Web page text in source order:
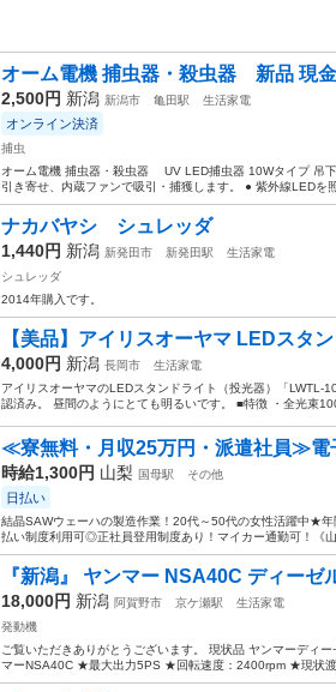
オーム電機 捕虫器・殺虫器 新品 現
2,500円 新潟 新潟市 亀田駅 生活家電
オンライン決済
捕虫
オーム電機 捕虫器・殺虫器 UV LED捕虫器 10Wタイプ 吊
引き寄せ、内蔵ファンで吸引・捕獲します。 ● 紫外線LEDを
ナカバヤシ シュレッダ
1,440円 新潟 新発田市 新発田駅
生活家電
シュレッダ
2014年購入です。
【美品】アイリスオーヤマ LEDスタ
4,000円 新潟 長岡市
生活家電
アイリスオーヤマのLEDスタンドライト（投光器）「LWTL-
認済み。 昼間のようにとても明るいです。 ■特徴 ・全光束
≪寮無料・月収25万円・派遣社員≫電
時給1,300円 山梨 国母駅 その他
日払い
結晶SAWウェーハの製造作業！20代～50代の女性活躍中★
払い制度利用可◎正社員登用制度あり！マイカー通勤可！《
『新潟』 ヤンマー NSA40C ディーゼ
18,000円 新潟 阿賀野市 京ケ瀬駅
生活家電
発動機
ご覧いただきありがとうございます。 現状品 ヤンマーディ
マーNSA40C ★最大出力5PS ★回転速度：2400rpm ★現状渡